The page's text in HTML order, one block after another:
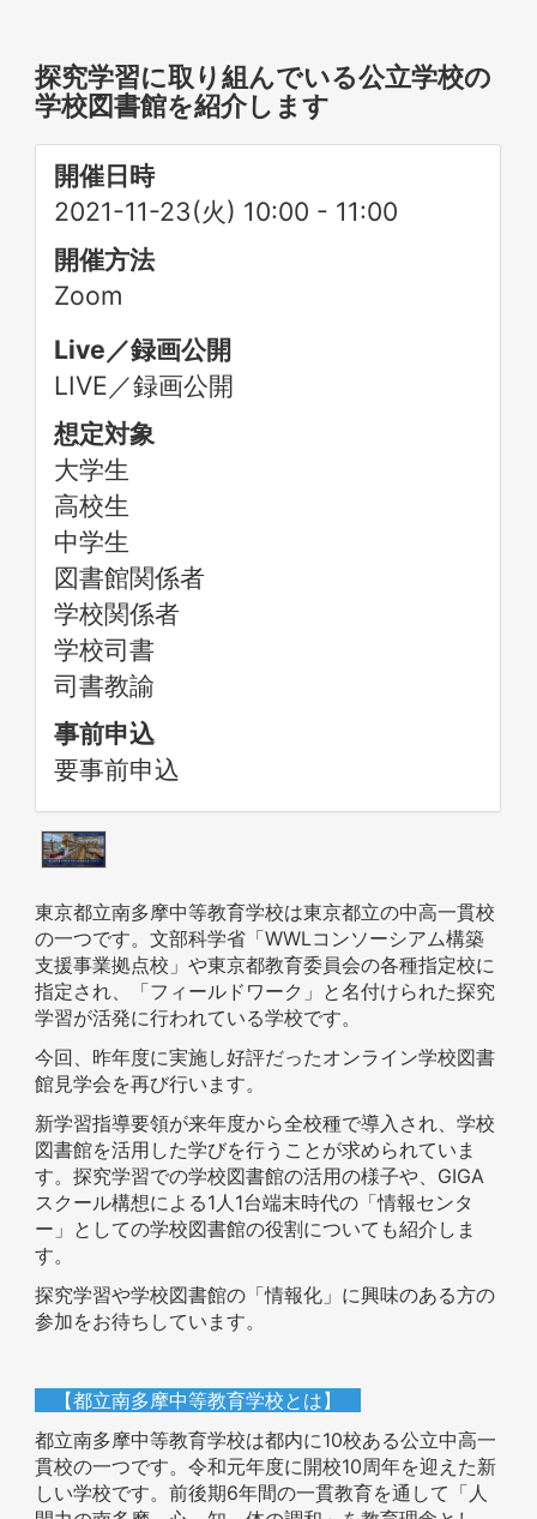
探究学習に取り組んでいる公立学校の
学校図書館を紹介します
開催日時
2021-11-23(火) 10:00 - 11:00
開催方法
Zoom
Live／録画公開
LIVE／録画公開
想定対象
大学生
高校生
中学生
図書館関係者
学校関係者
学校司書
司書教諭
事前申込
要事前申込
東京都立南多摩中等教育学校は東京都立の中高一貫校
の一つです。文部科学省「WWLコンソーシアム構築
支援事業拠点校」や東京都教育委員会の各種指定校に
指定され、「フィールドワーク」と名付けられた探究
学習が活発に行われている学校です。
今回、昨年度に実施し好評だったオンライン学校図書
館見学会を再び行います。
新学習指導要領が来年度から全校種で導入され、学校
図書館を活用した学びを行うことが求められていま
す。探究学習での学校図書館の活用の様子や、GIGA
スクール構想による1人1台端末時代の「情報センタ
ー」としての学校図書館の役割についても紹介しま
す。
探究学習や学校図書館の「情報化」に興味のある方の
参加をお待ちしています。
【都立南多摩中等教育学校とは】
都立南多摩中等教育学校は都内に10校ある公立中高一
貫校の一つです。令和元年度に開校10周年を迎えた新
しい学校です。前後期6年間の一貫教育を通して「人